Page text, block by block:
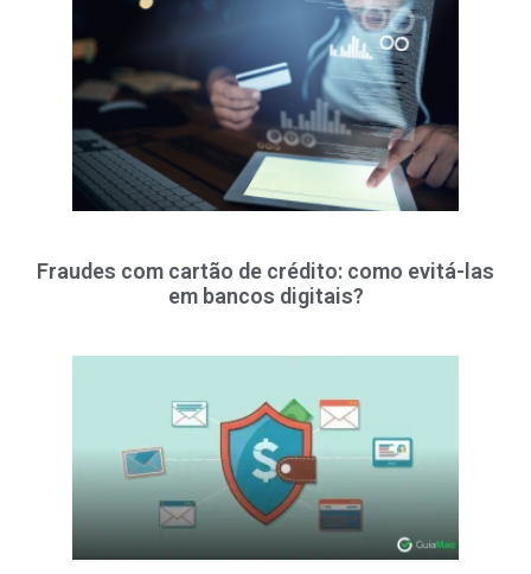
Fraudes com cartão de crédito: como evitá-las
em bancos digitais?